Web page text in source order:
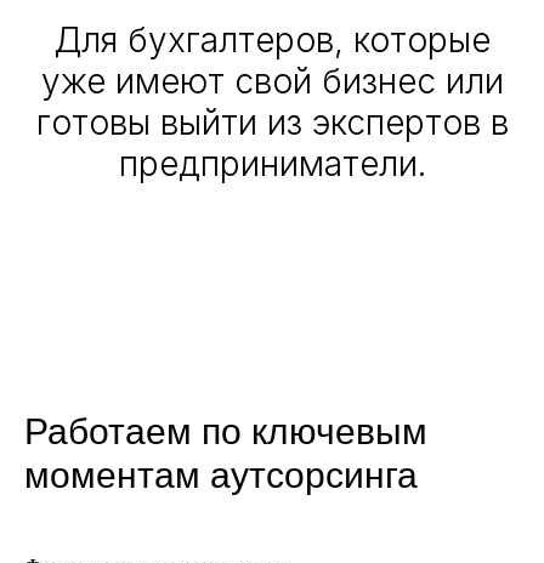
Для бухгалтеров, которые
уже имеют свой бизнес или
готовы выйти из экспертов в
предприниматели.
Работаем по ключевым
моментам аутсорсинга